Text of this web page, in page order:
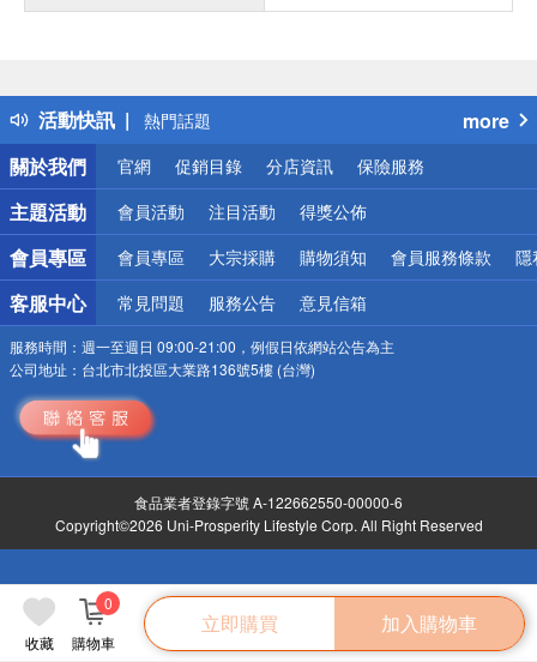
收藏 購物車
0
立即購買 加入購物車
活動快訊
得獎公告
熱門話題
銀行優惠
偏遠地區配送
詐騙網頁！請小心！
more
關於我們
官網 促銷目錄 分店資訊 保險服務
主題活動 會員活動 注目活動 得獎公佈
會員專區 會員專區 大宗採購 購物須知 會員服務條款 隱
客服中心 常見問題 服務公告 意見信箱
服務時間： 週一至週日 09:00-21:00，例假日依網站公告為主
公司地址： 台北市北投區大業路136號5樓 (台灣)
食品業者登錄字號 A-122662550-00000-6
Copyright©2026 Uni-Prosperity Lifestyle Corp. All Right Reserved